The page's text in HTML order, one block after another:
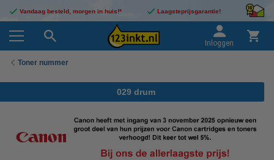
Vandaag besteld, morgen in huis!* Laagsteprijsgarantie!
Inloggen
Toner nummer
029 drum